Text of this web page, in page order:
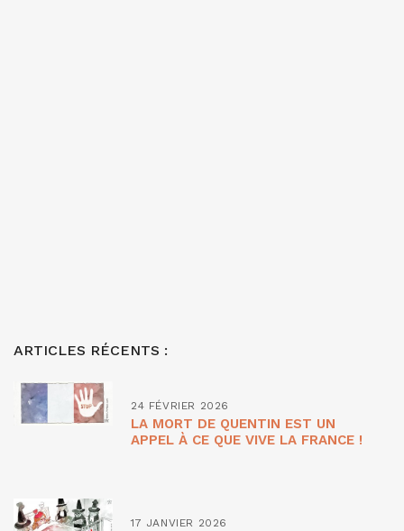
ARTICLES RÉCENTS :
24 FÉVRIER 2026
LA MORT DE QUENTIN EST UN
APPEL À CE QUE VIVE LA FRANCE !
17 JANVIER 2026